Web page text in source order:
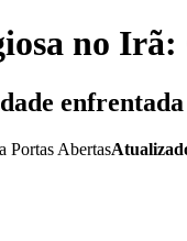
no
Portas Abertas